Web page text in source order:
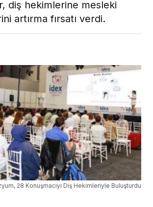
diş hekimlerine mesleki
artırma fırsatı verdi.
28 Konuşmacıyı Diş Hekimleriyle Buluşturdu